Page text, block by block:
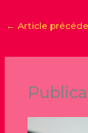
← Article